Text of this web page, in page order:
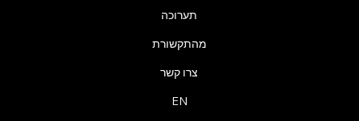
תערוכה
מהתקשורת
צרו קשר
EN